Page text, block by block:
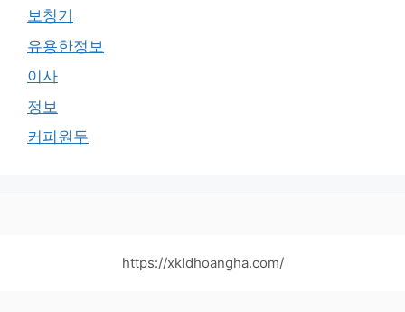
보청기
유용한정보
이사
정보
커피원두
https://xkldhoangha.com/